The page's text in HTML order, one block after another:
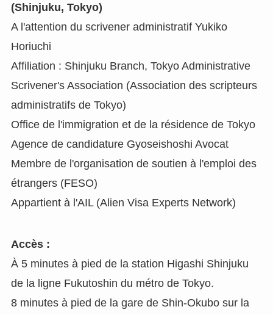
(Shinjuku, Tokyo)
A l'attention du scrivener administratif Yukiko
Horiuchi
Affiliation : Shinjuku Branch, Tokyo Administrative
Scrivener's Association (Association des scripteurs
administratifs de Tokyo)
Office de l'immigration et de la résidence de Tokyo
Agence de candidature Gyoseishoshi Avocat
Membre de l'organisation de soutien à l'emploi des
étrangers (FESO)
Appartient à l'AIL (Alien Visa Experts Network)
Accès :
À 5 minutes à pied de la station Higashi Shinjuku
de la ligne Fukutoshin du métro de Tokyo.
8 minutes à pied de la gare de Shin-Okubo sur la